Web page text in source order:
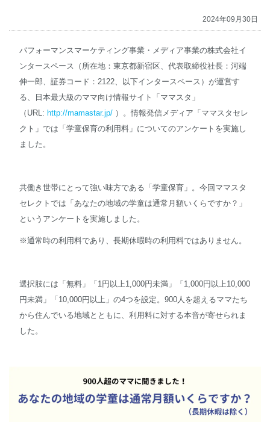
お問い合わせ
English
2024年09月30日
パフォーマンスマーケティング事業・メディア事業の株式会社イ
ンタースペース（所在地：東京都新宿区、代表取締役社長：河端
伸一郎、証券コード：2122、以下インタースペース）が運営す
る、日本最大級のママ向け情報サイト「ママスタ」
（URL: http://mamastar.jp/）。情報発信メディア「ママスタセレ
クト」では「学童保育の利用料」についてのアンケートを実施し
ました。
共働き世帯にとって強い味方である「学童保育」。今回ママスタ
セレクトでは「あなたの地域の学童は通常月額いくらですか？」
というアンケートを実施しました。
※通常時の利用料であり、長期休暇時の利用料ではありません。
選択肢には「無料」「1円以上1,000円未満」「1,000円以上10,000
円未満」「10,000円以上」の4つを設定。900人を超えるママたち
から住んでいる地域とともに、利用料に対する本音が寄せられま
した。